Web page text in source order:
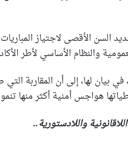
والنظام الأساسي لأطر
بيان لها، إلى أن المقاربة
هواجس أمنية أكثر منها
واللادستورية..